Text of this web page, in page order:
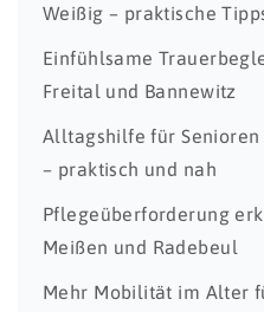
Weißig – praktische
Einfühlsame
Freital und Bannewitz
Alltagshilfe für
– praktisch und nah
Pflegeüberforderung
Meißen und Radebeul
Mehr Mobilität im Alter